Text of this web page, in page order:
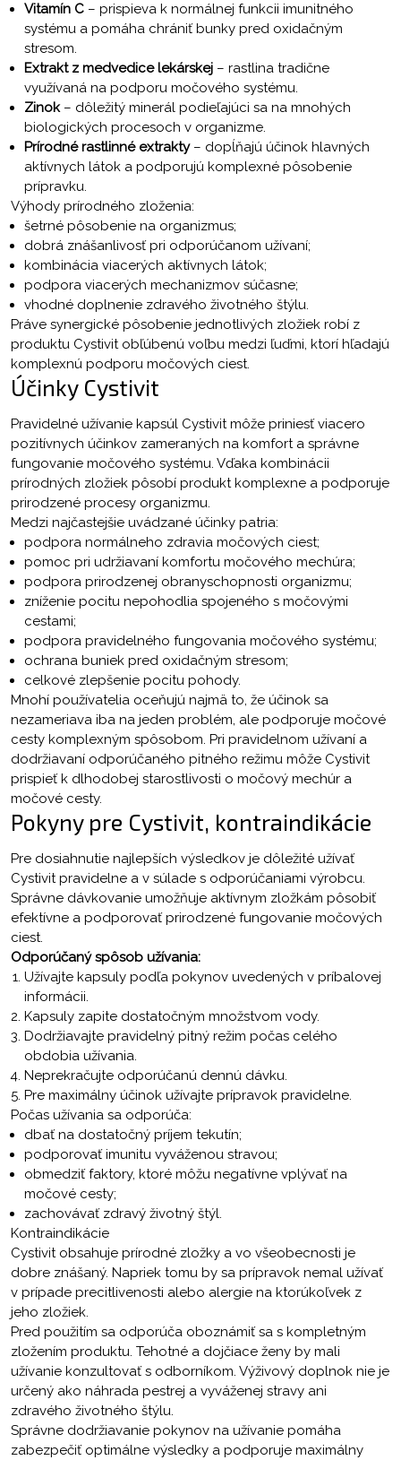
Vitamín C – prispieva k normálnej funkcii imunitného
systému a pomáha chrániť bunky pred oxidačným
stresom.
Extrakt z medvedice lekárskej – rastlina tradične
využívaná na podporu močového systému.
Zinok– dôležitý minerál podieľajúci sa na mnohých
biologických procesoch v organizme.
Prírodné rastlinné extrakty– dopĺňajú účinok hlavných
aktívnych látok a podporujú komplexné pôsobenie
prípravku.
Výhody prírodného zloženia:
šetrné pôsobenie na organizmus;
dobrá znášanlivosť pri odporúčanom užívaní;
kombinácia viacerých aktívnych látok;
podpora viacerých mechanizmov súčasne;
vhodné doplnenie zdravého životného štýlu.
Práve synergické pôsobenie jednotlivých zložiek robí z
produktu Cystivit obľúbenú voľbu medzi ľuďmi, ktorí hľadajú
komplexnú podporu močových ciest.
Účinky Cystivit
Pravidelné užívanie kapsúl Cystivit môže priniesť viacero
pozitívnych účinkov zameraných na komfort a správne
fungovanie močového systému. Vďaka kombinácii
prírodných zložiek pôsobí produkt komplexne a podporuje
prirodzené procesy organizmu.
Medzi najčastejšie uvádzané účinky patria:
podpora normálneho zdravia močových ciest;
pomoc pri udržiavaní komfortu močového mechúra;
podpora prirodzenej obranyschopnosti organizmu;
zníženie pocitu nepohodlia spojeného s močovými
cestami;
podpora pravidelného fungovania močového systému;
ochrana buniek pred oxidačným stresom;
celkové zlepšenie pocitu pohody.
Mnohí používatelia oceňujú najmä to, že účinok sa
nezameriava iba na jeden problém, ale podporuje močové
cesty komplexným spôsobom. Pri pravidelnom užívaní a
dodržiavaní odporúčaného pitného režimu môže Cystivit
prispieť k dlhodobej starostlivosti o močový mechúr a
močové cesty.
Pokyny pre Cystivit, kontraindikácie
Pre dosiahnutie najlepších výsledkov je dôležité užívať
Cystivit pravidelne a v súlade s odporúčaniami výrobcu.
Správne dávkovanie umožňuje aktívnym zložkám pôsobiť
efektívne a podporovať prirodzené fungovanie močových
ciest.
Odporúčaný spôsob užívania:
Užívajte kapsuly podľa pokynov uvedených v príbalovej
informácii.
Kapsuly zapite dostatočným množstvom vody.
Dodržiavajte pravidelný pitný režim počas celého
obdobia užívania.
Neprekračujte odporúčanú dennú dávku.
Pre maximálny účinok užívajte prípravok pravidelne.
Počas užívania sa odporúča:
dbať na dostatočný príjem tekutín;
podporovať imunitu vyváženou stravou;
obmedziť faktory, ktoré môžu negatívne vplývať na
močové cesty;
zachovávať zdravý životný štýl.
Kontraindikácie
Cystivit obsahuje prírodné zložky a vo všeobecnosti je
dobre znášaný. Napriek tomu by sa prípravok nemal užívať
v prípade precitlivenosti alebo alergie na ktorúkoľvek z
jeho zložiek.
Pred použitím sa odporúča oboznámiť sa s kompletným
zložením produktu. Tehotné a dojčiace ženy by mali
užívanie konzultovať s odborníkom. Výživový doplnok nie je
určený ako náhrada pestrej a vyváženej stravy ani
zdravého životného štýlu.
Správne dodržiavanie pokynov na užívanie pomáha
zabezpečiť optimálne výsledky a podporuje maximálny